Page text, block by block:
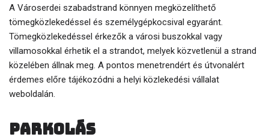
A Városerdei szabadstrand könnyen megközelíthető
tömegközlekedéssel és személygépkocsival egyaránt.
Tömegközlekedéssel érkezők a városi buszokkal vagy
villamosokkal érhetik el a strandot, melyek közvetlenül a strand
közelében állnak meg. A pontos menetrendért és útvonalért
érdemes előre tájékozódni a helyi közlekedési vállalat
weboldalán.
Parkolás